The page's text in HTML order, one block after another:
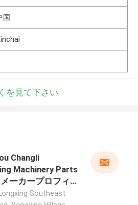
国
を見て下さい
Changli
Machinery Parts
ーカープロフィ
Southeast